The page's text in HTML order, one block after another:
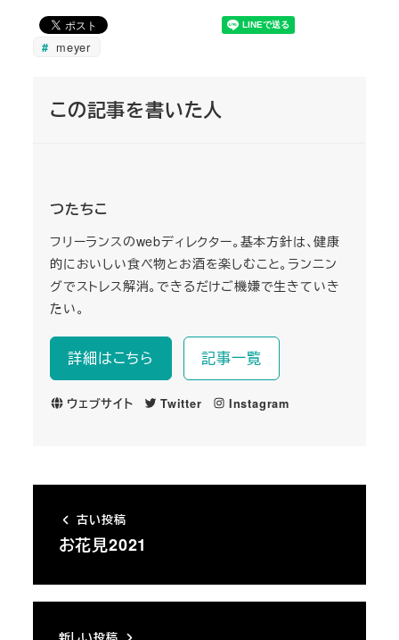
meyer
この記事を書いた人
つたちこ
フリーランスのwebディレクター。基本方針は、健康
的においしい食べ物とお酒を楽しむこと。ランニン
グでストレス解消。できるだけご機嫌で生きていき
たい。
詳細はこちら 記事一覧
ウェブサイト Twitter Instagram
古い投稿
お花見2021